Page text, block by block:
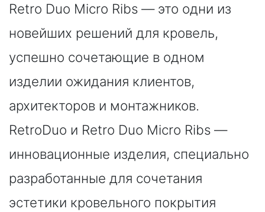
Retro Duo Micro Ribs — это одни из
новейших решений для кровель,
успешно сочетающие в одном
изделии ожидания клиентов,
архитекторов и монтажников.
RetroDuo и Retro Duo Micro Ribs —
инновационные изделия, специально
разработанные для сочетания
эстетики кровельного покрытия